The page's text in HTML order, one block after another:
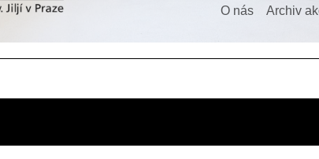
O nás Archiv